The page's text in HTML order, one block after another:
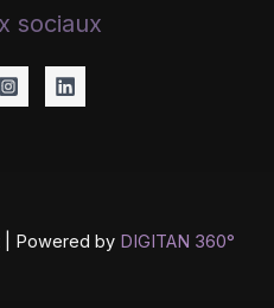
sociaux
Powered byDIGITAN 360°